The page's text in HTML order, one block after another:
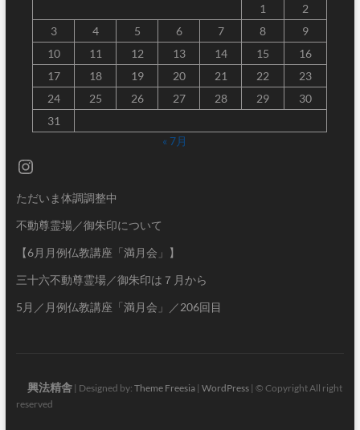
1
2
3
4 5 6 7 8
9
10
11 12 13 14 15
16
17
18 19 20 21 22
23
24
25 26 27 28 29
30
31
« 7月
Instagram
ただいま体調調整中
不動尊霊場／御朱印について
【6月月例仏教講座「満月会」】
三十六不動尊霊場／御朱印は７月から
5月／月例仏教講座「満月会」／206回目
興法精舎| Designed by: Theme Freesia| WordPress| © Copyright All right
reserved